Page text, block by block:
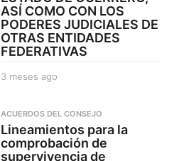
ASÍ COMO CON LOS
PODERES JUDICIALES DE
OTRAS ENTIDADES
FEDERATIVAS
3 meses ago
s
e
s
a
ACUERDOS DEL CONSEJO
Lineamientos para la
comprobación de
supervivencia de